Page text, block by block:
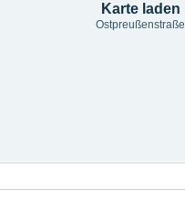
Karte laden
Ostpreußenstraße